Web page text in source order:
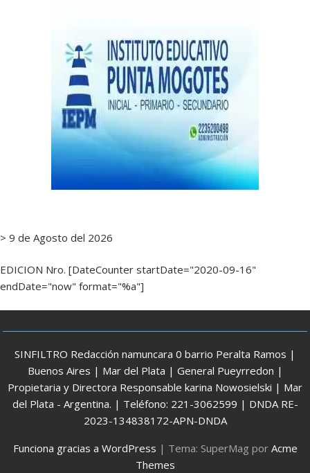
> 9 de Agosto del 2026
EDICION Nro. [DateCounter startDate="2020-09-16"
endDate="now" format="%a"]
SINFILTRO Redacción namuncara 0 barrio Peralta Ramos |
Buenos Aires | Mar del Plata | General Pueyrredon |
Propietaria y Directora Responsable karina Nowosielski | Mar
del Plata - Argentina. | Teléfono: 221-3062599 | DNDA RE-
2023-134838172-APN-DNDA
Funciona gracias a WordPress | Tema: SuperMag por Acme
Themes